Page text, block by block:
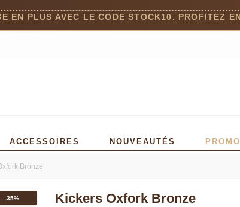
EN PLUS AVEC LE CODE STOCK10. PROFITEZ
ACCESSOIRES NOUVEAUTÉS
Bronze
-35% Kickers Oxfork Bronze